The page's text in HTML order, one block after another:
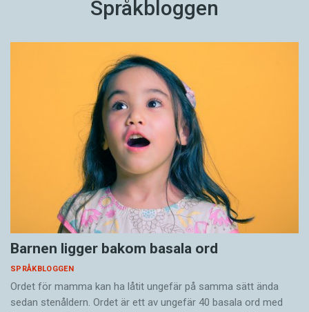
Språkbloggen
Barnen ligger bakom basala ord
SPRÅKBLOGGEN
Ordet för mamma kan ha låtit ungefär på samma sätt ända
sedan stenåldern. Ordet är ett av ungefär 40 basala ord med